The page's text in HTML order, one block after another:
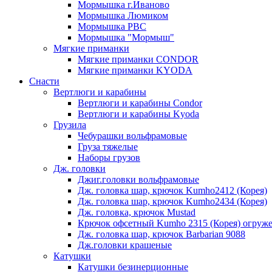
Мормышка г.Иваново
Мормышка Люмиком
Мормышка РВС
Мормышка "Мормыш"
Мягкие приманки
Мягкие приманки CONDOR
Мягкие приманки KYODA
Снасти
Вертлюги и карабины
Вертлюги и карабины Condor
Вертлюги и карабины Kyoda
Грузила
Чебурашки вольфрамовые
Груза тяжелые
Наборы грузов
Дж. головки
Джиг.головки вольфрамовые
Дж. головка шар, крючок Kumho2412 (Корея)
Дж. головка шар, крючок Kumho2434 (Корея)
Дж. головка, крючок Mustad
Крючок офсетный Kumho 2315 (Корея)
Дж. головка шар, крючок Barbarian 9088
Дж.головки крашеные
Катушки
Катушки безинерционные